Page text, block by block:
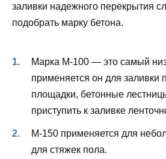
заливки надежного перекрытия
подобрать марку бетона.
Марка М-100 — это самый
применяется он для заливки
площадки, бетонные
приступить к заливке
М-150 применяется для
для стяжек пола.